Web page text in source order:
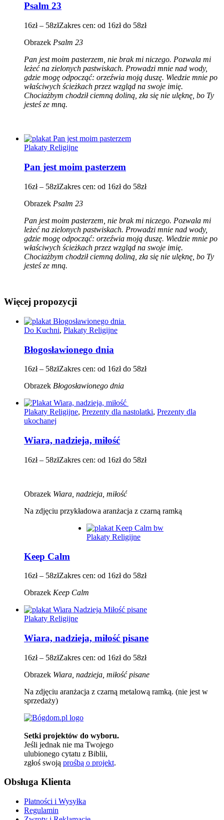
Psalm 23
16zł – 58złZakres cen: od 16zł do 58zł
Obrazek Psalm 23
Pan jest moim pasterzem, nie brak mi niczego. Pozwala mi
leżeć na zielonych pastwiskach. Prowadzi mnie nad wody,
gdzie mogę odpocząć: orzeźwia moją duszę. Wiedzie mnie po
właściwych ścieżkach przez wzgląd na swoje imię.
Chociażbym chodził ciemną doliną, zła się nie ulęknę, bo Ty
jesteś ze mną.
Plakaty Religijne
Pan jest moim pasterzem
16zł – 58złZakres cen: od 16zł do 58zł
Obrazek Psalm 23
Pan jest moim pasterzem, nie brak mi niczego. Pozwala mi
leżeć na zielonych pastwiskach. Prowadzi mnie nad wody,
gdzie mogę odpocząć: orzeźwia moją duszę. Wiedzie mnie po
właściwych ścieżkach przez wzgląd na swoje imię.
Chociażbym chodził ciemną doliną, zła się nie ulęknę, bo Ty
jesteś ze mną.
Więcej propozycji
Do Kuchni, Plakaty Religijne
Błogosławionego dnia
16zł – 58złZakres cen: od 16zł do 58zł
Obrazek Błogosławionego dnia
Plakaty Religijne, Prezenty dla nastolatki, Prezenty dla
ukochanej
Wiara, nadzieja, miłość
16zł – 58złZakres cen: od 16zł do 58zł
Obrazek Wiara, nadzieja, miłość
Na zdjęciu przykładowa aranżacja z czarną ramką
Plakaty Religijne
Keep Calm
16zł – 58złZakres cen: od 16zł do 58zł
Obrazek Keep Calm
Plakaty Religijne
Wiara, nadzieja, miłość pisane
16zł – 58złZakres cen: od 16zł do 58zł
Obrazek Wiara, nadzieja, miłość pisane
Na zdjęciu aranżacja z czarną metalową ramką. (nie jest w
sprzedaży)
Setki projektów do wyboru.
Jeśli jednak nie ma Twojego
ulubionego cytatu z Biblii,
zgłoś swoją prośbą o projekt.
Obsługa Klienta
Płatności i Wysyłka
Regulamin